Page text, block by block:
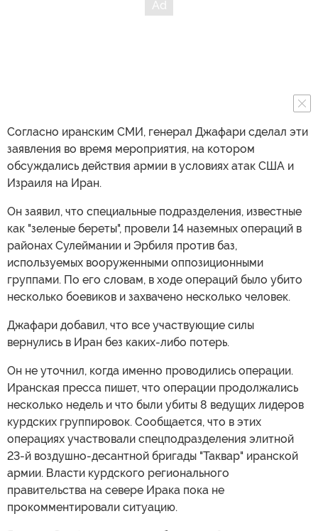
Согласно иранским СМИ, генерал Джафари сделал эти
заявления во время мероприятия, на котором
обсуждались действия армии в условиях атак США и
Израиля на Иран.
Он заявил, что специальные подразделения, известные
как "зеленые береты", провели 14 наземных операций в
районах Сулеймании и Эрбиля против баз,
используемых вооруженными оппозиционными
группами. По его словам, в ходе операций было убито
несколько боевиков и захвачено несколько человек.
Джафари добавил, что все участвующие силы
вернулись в Иран без каких-либо потерь.
Он не уточнил, когда именно проводились операции.
Иранская пресса пишет, что операции продолжались
несколько недель и что были убиты 8 ведущих лидеров
курдских группировок. Сообщается, что в этих
операциях участвовали спецподразделения элитной
23-й воздушно-десантной бригады "Таквар" иранской
армии. Власти курдского регионального
правительства на севере Ирака пока не
прокомментировали ситуацию.